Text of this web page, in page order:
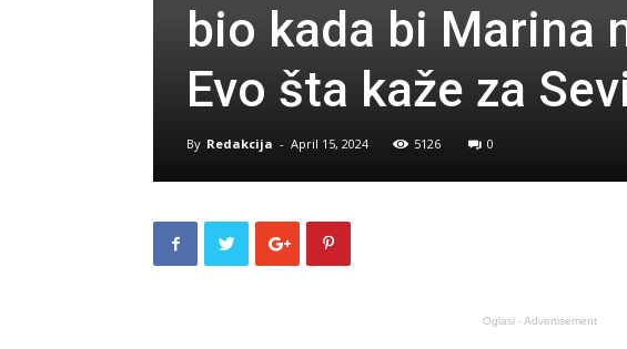
bio kada bi Marina
Evo šta kaže za
By Redakcija - April 15, 2024 5126 0
Oglasi - Advertisement